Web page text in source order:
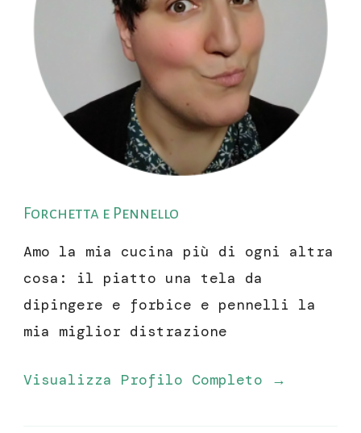
Forchetta e Pennello
Amo la mia cucina più di ogni altra
cosa: il piatto una tela da
dipingere e forbice e pennelli la
mia miglior distrazione
Visualizza Profilo Completo →